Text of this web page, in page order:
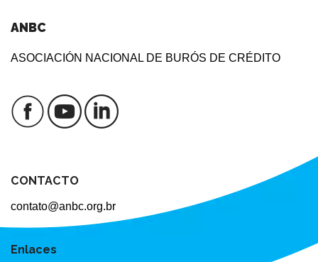
ANBC
ASOCIACIÓN NACIONAL DE BURÓS DE CRÉDITO
CONTACTO
contato@anbc.org.br
Enlaces